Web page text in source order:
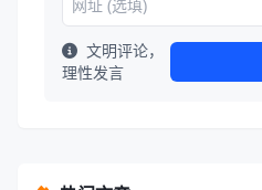
文明评论，
理性发言